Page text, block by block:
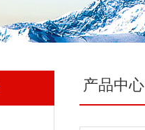
产品中心